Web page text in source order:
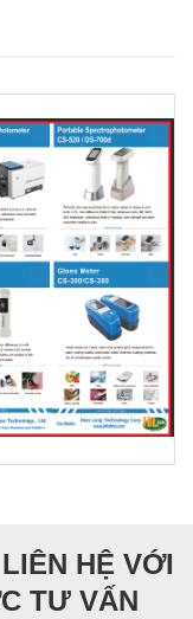
HỆ VỚI
TƯ VẤN